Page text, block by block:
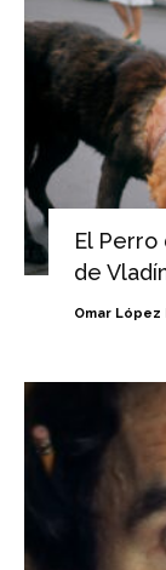
El Perro
de
Omar López